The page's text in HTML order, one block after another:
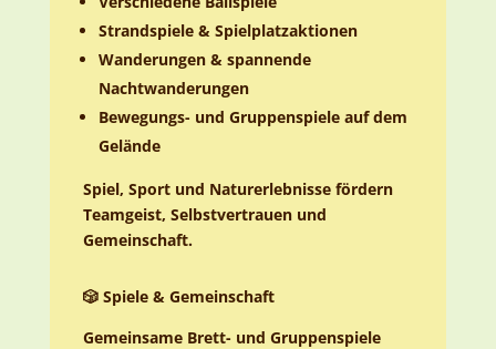
Strandspiele & Spielplatzaktionen
Wanderungen & spannende
Nachtwanderungen
Bewegungs- und Gruppenspiele auf dem
Gelände
Spiel, Sport und Naturerlebnisse fördern
Teamgeist, Selbstvertrauen und
Gemeinschaft.
🎲 Spiele & Gemeinschaft
Gemeinsame Brett- und Gruppenspiele